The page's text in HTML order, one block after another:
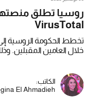
روسيا تطلق منصتها
VirusTotal
خلال العامين المقبلين.
الكاتب:
El Ahmadieh